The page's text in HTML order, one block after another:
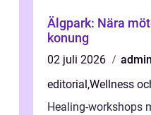
Älgpark: Nära
konung
02 juli 2026
admin
editorial ,Wellness
Healing-workshops